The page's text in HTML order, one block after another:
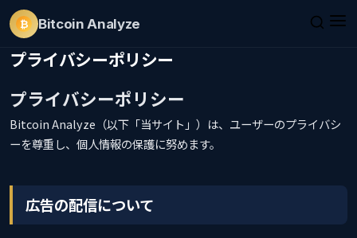
₿ Bitcoin Analyze
プライバシーポリシー
プライバシーポリシー
Bitcoin Analyze（以下「当サイト」）は、ユーザーのプライバシ
ーを尊重し、個人情報の保護に努めます。
広告の配信について